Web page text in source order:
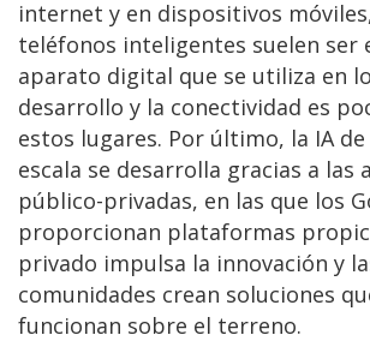
internet y en dispositivos
teléfonos inteligentes suelen ser
aparato digital que se utiliza en
desarrollo y la conectividad es
estos lugares. Por último, la IA
escala se desarrolla gracias a las
público-privadas, en las que los
proporcionan plataformas
privado impulsa la innovación y
comunidades crean soluciones
funcionan sobre el terreno.